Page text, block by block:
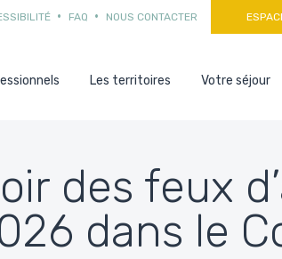
FAQ NOUS CONTACTER
Les territoires Votre séjour
des feux
dans le